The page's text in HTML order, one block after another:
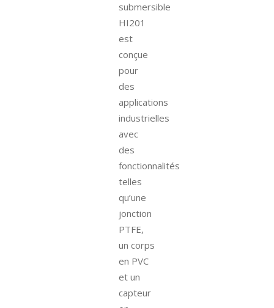
submersible
HI201
est
conçue
pour
des
applications
industrielles
avec
des
fonctionnalités
telles
qu’une
jonction
PTFE,
un corps
en PVC
et un
capteur